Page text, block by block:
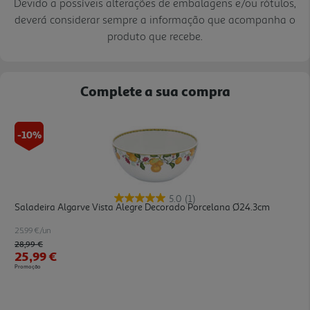
deverá considerar sempre a informação que acompanha o
produto que recebe.
Complete a sua compra
-10%
5.0 (1)
Saladeira Algarve Vista Alegre Decorado Porcelana Ø24.3cm
25.99 €/un
Price reduced from
28,99 €to
25,99 €
Promoção